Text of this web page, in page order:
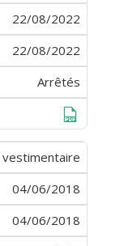
22/08/2022
22/08/2022
Arrêtés
04/06/2018
04/06/2018